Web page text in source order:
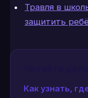
Травля в
защитить
Как узнать,